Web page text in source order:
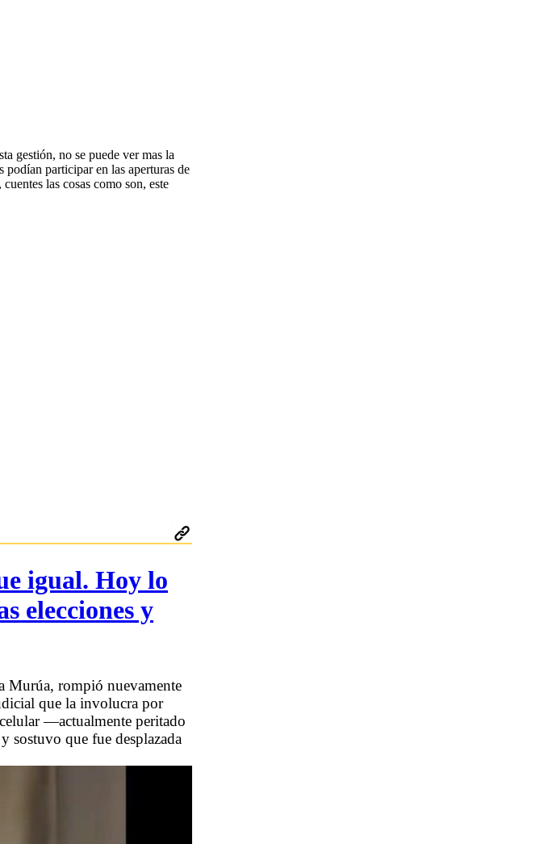
gestión, no se puede ver mas la
podían participar en las aperturas de
las cosas como son, este
igual. Hoy lo
elecciones y
Murúa, rompió nuevamente
que la involucra por
—actualmente peritado
sostuvo que fue desplazada